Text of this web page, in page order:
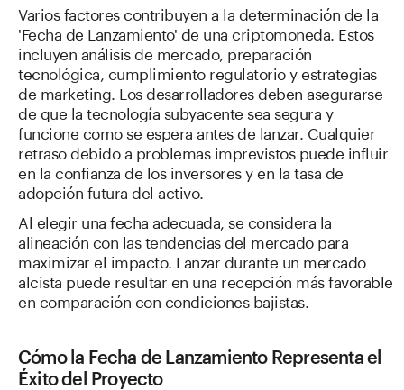
Varios factores contribuyen a la determinación de la
'Fecha de Lanzamiento' de una criptomoneda. Estos
incluyen análisis de mercado, preparación
tecnológica, cumplimiento regulatorio y estrategias
de marketing. Los desarrolladores deben asegurarse
de que la tecnología subyacente sea segura y
funcione como se espera antes de lanzar. Cualquier
retraso debido a problemas imprevistos puede influir
en la confianza de los inversores y en la tasa de
adopción futura del activo.
Al elegir una fecha adecuada, se considera la
alineación con las tendencias del mercado para
maximizar el impacto. Lanzar durante un mercado
alcista puede resultar en una recepción más favorable
en comparación con condiciones bajistas.
Cómo la Fecha de Lanzamiento Representa el
Éxito del Proyecto